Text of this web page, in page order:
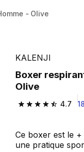
- Olive
KALENJI
Boxer respirant en microfibre Homme -
Olive
4.7
4.7 out of 5
Ce boxer est le
une pratique